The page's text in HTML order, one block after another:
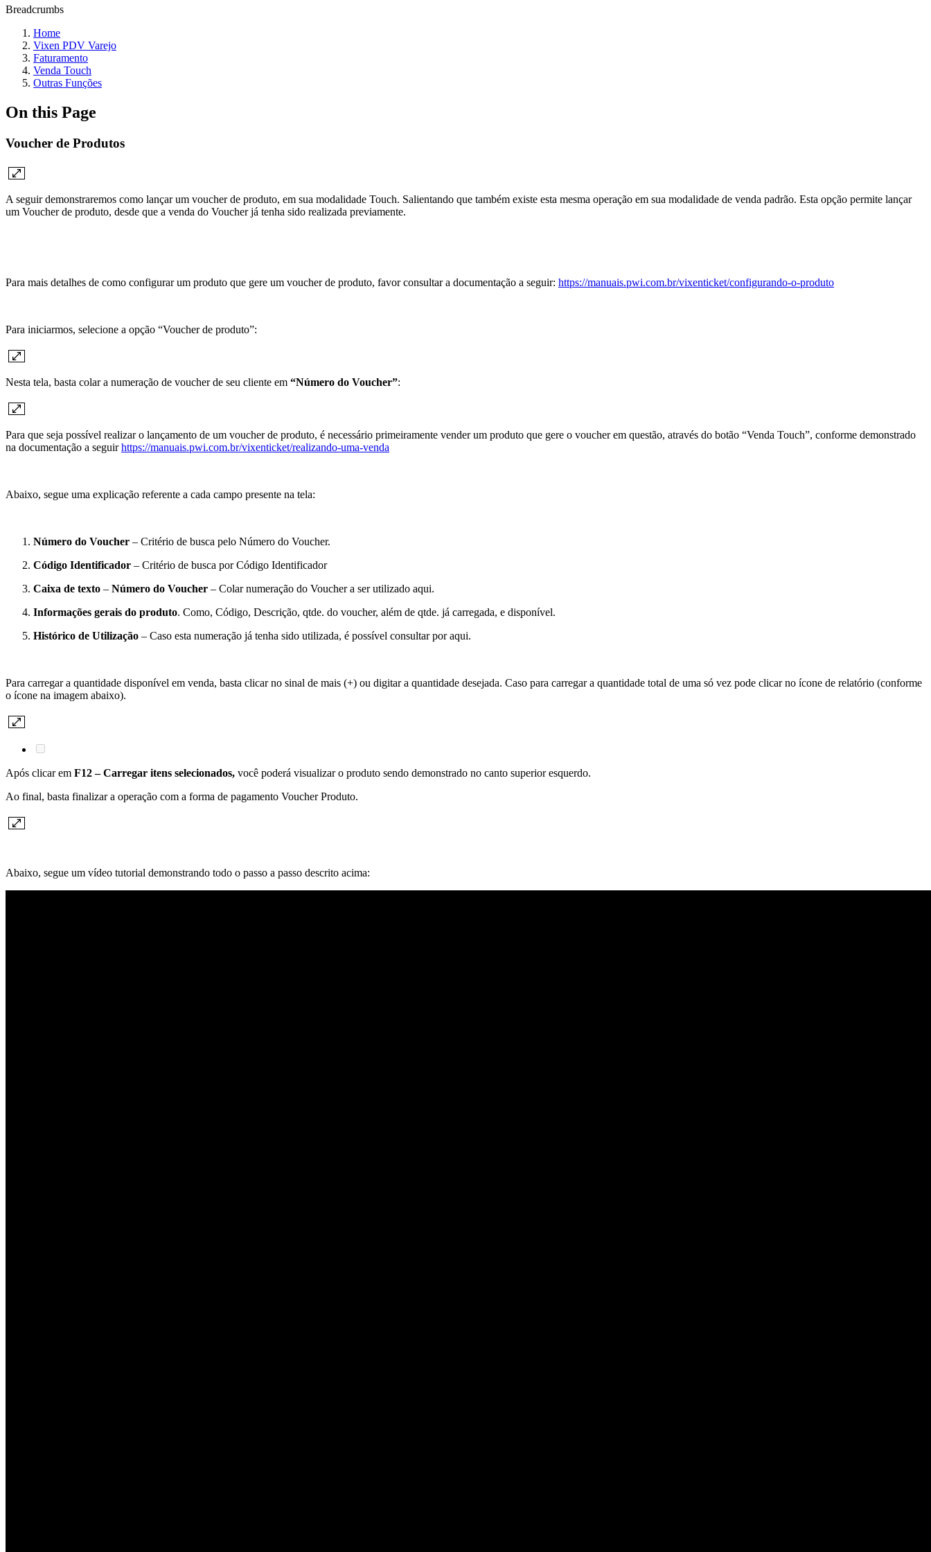
Breadcrumbs
Home
Vixen PDV Varejo
Faturamento
Venda Touch
Outras Funções
On this Page
Voucher de Produtos
A seguir demonstraremos como lançar um voucher de produto, em sua modalidade Touch. Salientando que também existe esta mesma operação em sua modalidade de venda padrão. Esta opção permite lançar
um Voucher de produto, desde que a venda do Voucher já tenha sido realizada previamente.
Para mais detalhes de como configurar um produto que gere um voucher de produto, favor consultar a documentação a seguir: https://manuais.pwi.com.br/vixenticket/configurando-o-produto
Para iniciarmos, selecione a opção “Voucher de produto”:
Nesta tela, basta colar a numeração de voucher de seu cliente em “Número do Voucher”:
Para que seja possível realizar o lançamento de um voucher de produto, é necessário primeiramente vender um produto que gere o voucher em questão, através do botão “Venda Touch”, conforme demonstrado
na documentação a seguirhttps://manuais.pwi.com.br/vixenticket/realizando-uma-venda
Abaixo, segue uma explicação referente a cada campo presente na tela:
Número do Voucher – Critério de busca pelo Número do Voucher.
Código Identificador – Critério de busca por Código Identificador
Caixa de texto – Número do Voucher – Colar numeração do Voucher a ser utilizado aqui.
Informações gerais do produto. Como, Código, Descrição, qtde. do voucher, além de qtde. já carregada, e disponível.
Histórico de Utilização – Caso esta numeração já tenha sido utilizada, é possível consultar por aqui.
Para carregar a quantidade disponível em venda, basta clicar no sinal de mais (+) ou digitar a quantidade desejada. Caso para carregar a quantidade total de uma só vez pode clicar no ícone de relatório (conforme
o ícone na imagem abaixo).
Após clicar em F12 – Carregar itens selecionados, você poderá visualizar o produto sendo demonstrado no canto superior esquerdo.
Ao final, basta finalizar a operação com a forma de pagamento Voucher Produto.
Abaixo, segue um vídeo tutorial demonstrando todo o passo a passo descrito acima: